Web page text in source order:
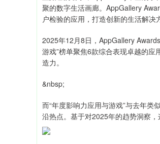
聚的数字生活画廊。AppGallery
户检验的应用，打造创新的生活解决
2025年12月8日，AppGallery
游戏”榜单聚焦6款综合表现卓越的
造力。
&nbsp;
而“年度影响力应用与游戏”与去年
沿热点。基于对2025年的趋势洞察